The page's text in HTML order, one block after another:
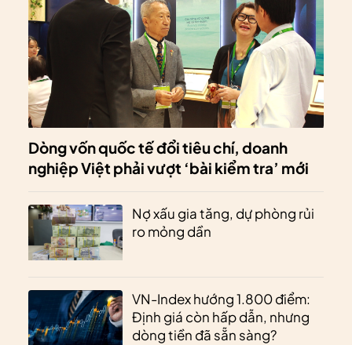
Dòng vốn quốc tế đổi tiêu chí, doanh
nghiệp Việt phải vượt ‘bài kiểm tra’ mới
Nợ xấu gia tăng, dự phòng rủi
ro mỏng dần
VN-Index hướng 1.800 điểm:
Định giá còn hấp dẫn, nhưng
dòng tiền đã sẵn sàng?